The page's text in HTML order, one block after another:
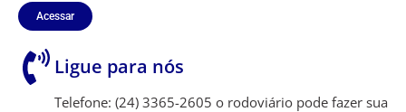
Acessar
Ligue para nós
Telefone: (24) 3365-2605 o rodoviário pode fazer sua